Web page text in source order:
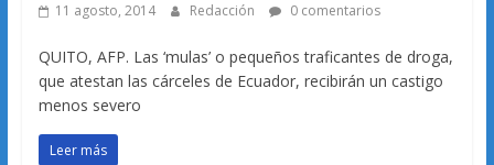
11 agosto, 2014 Redacción 0 comentarios
QUITO, AFP. Las ‘mulas’ o pequeños traficantes de droga,
que atestan las cárceles de Ecuador, recibirán un castigo
menos severo
Leer más